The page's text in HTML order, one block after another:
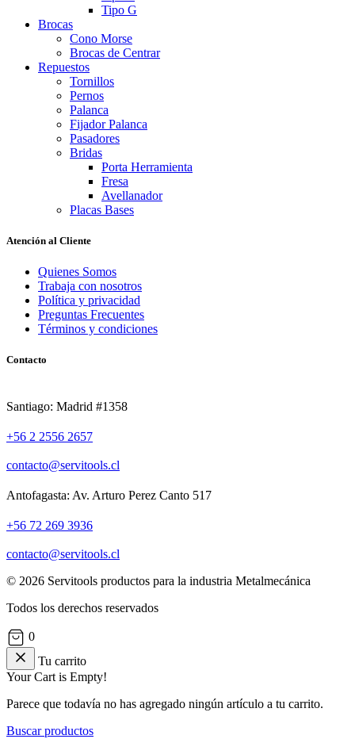
Tipo G
Brocas
Cono Morse
Brocas de Centrar
Repuestos
Tornillos
Pernos
Palanca
Fijador Palanca
Pasadores
Bridas
Porta Herramienta
Fresa
Avellanador
Placas Bases
Atención al Cliente
Quienes Somos
Trabaja con nosotros
Política y privacidad
Preguntas Frecuentes
Términos y condiciones
Contacto
Santiago: Madrid #1358
+56 2 2556 2657
contacto@servitools.cl
Antofagasta: Av. Arturo Perez Canto 517
+56 72 269 3936
contacto@servitools.cl
© 2026 Servitools productos para la industria Metalmecánica
Todos los derechos reservados
0
Tu carrito
Your Cart is Empty!
Parece que todavía no has agregado ningún artículo a tu carrito.
Buscar productos